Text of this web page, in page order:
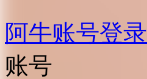
阿牛账号登录
账号